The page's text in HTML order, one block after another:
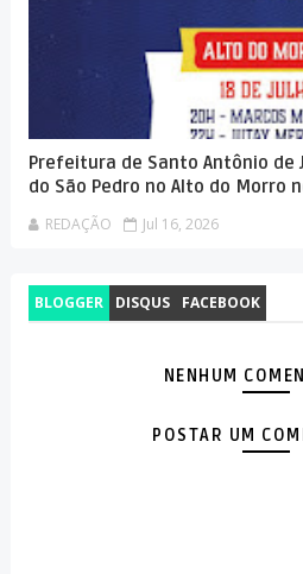
Prefeitura de Santo Antônio de
do São Pedro no Alto do Morro
REDAÇÃO Jul 16, 2026
BLOGGER DISQUS FACEBOOK
NENHUM
POSTAR UM